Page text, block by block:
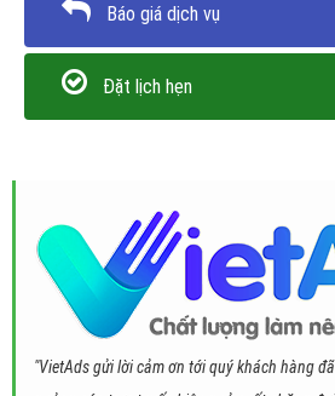
Báo giá dịch vụ
Đặt lịch hẹn
"VietAds gửi lời cảm ơn tới quý khách hàng